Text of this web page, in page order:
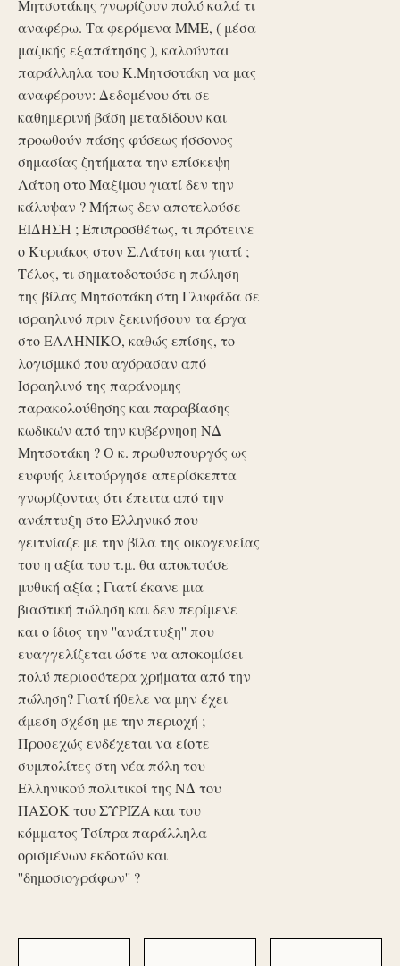
Μητσοτάκης γνωρίζουν πολύ καλά τι
αναφέρω. Τα φερόμενα ΜΜΕ, ( μέσα
μαζικής εξαπάτησης ), καλούνται
παράλληλα του Κ.Μητσοτάκη να μας
αναφέρουν: Δεδομένου ότι σε
καθημερινή βάση μεταδίδουν και
προωθούν πάσης φύσεως ήσσονος
σημασίας ζητήματα την επίσκεψη
Λάτση στο Μαξίμου γιατί δεν την
κάλυψαν ? Μήπως δεν αποτελούσε
ΕΙΔΗΣΗ ; Επιπροσθέτως, τι πρότεινε
ο Κυριάκος στον Σ.Λάτση και γιατί ;
Τέλος, τι σηματοδοτούσε η πώληση
της βίλας Μητσοτάκη στη Γλυφάδα σε
ισραηλινό πριν ξεκινήσουν τα έργα
στο ΕΛΛΗΝΙΚΟ, καθώς επίσης, το
λογισμικό που αγόρασαν από
Ισραηλινό της παράνομης
παρακολούθησης και παραβίασης
κωδικών από την κυβέρνηση ΝΔ
Μητσοτάκη ? Ο κ. πρωθυπουργός ως
ευφυής λειτούργησε απερίσκεπτα
γνωρίζοντας ότι έπειτα από την
ανάπτυξη στο Ελληνικό που
γειτνίαζε με την βίλα της οικογενείας
του η αξία του τ.μ. θα αποκτούσε
μυθική αξία ; Γιατί έκανε μια
βιαστική πώληση και δεν περίμενε
και ο ίδιος την ''ανάπτυξη'' που
ευαγγελίζεται ώστε να αποκομίσει
πολύ περισσότερα χρήματα από την
πώληση? Γιατί ήθελε να μην έχει
άμεση σχέση με την περιοχή ;
Προσεχώς ενδέχεται να είστε
συμπολίτες στη νέα πόλη του
Ελληνικού πολιτικοί της ΝΔ του
ΠΑΣΟΚ του ΣΥΡΙΖΑ και του
κόμματος Τσίπρα παράλληλα
ορισμένων εκδοτών και
''δημοσιογράφων'' ?